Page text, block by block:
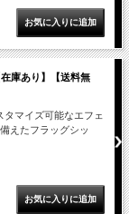
庫あり】【送料無
タマイズ可能なエフェ
えたフラッグシッ